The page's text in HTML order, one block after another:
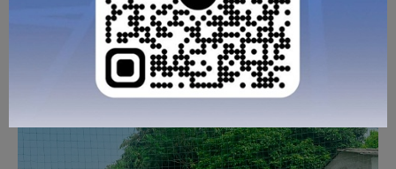
vừa khít chân, đảm bảo sự vừa vặn, chắc chân, giúp cầu thủ
thể hiện đầy đủ các phẩm chất kỹ thuật.
Giày đá bóng Zocker ít tốn kém hơn